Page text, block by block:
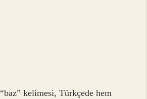
kelimesi, Türkçede hem